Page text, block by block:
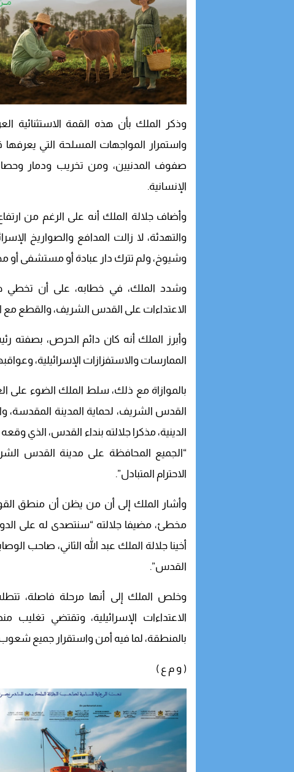
وذكر الملك بأن هذه القمة الاستثنائية
واستمرار المواجهات المسلحة التي
صفوف المدنيين، ومن تخريب ودمار
الإنسانية.
وأضاف جلالة الملك أنه على الرغم من
والتهدئة، لا زالت المدافع والصواريخ
وشيوخ، ولم تترك دار عبادة أو مستشفى أو
وشدد الملك، في خطابه، على أن تخطي
الاعتداءات على القدس الشريف، والقطع مع
وأبرز الملك أنه كان دائم الحرص، بصفته
الممارسات والاستفزازات الإسرائيلية،
بالموازاة مع ذلك، سلط الملك الضوء على
القدس الشريف، لحماية المدينة المقدسة،
الدينية، مذكرا جلالته بنداء القدس، الذي
“الجميع المحافظة على مدينة القدس
الاحترام المتبادل”.
وأشار الملك إلى أن من يظن أن منطق
مخطئ، مضيفا جلالته “سنتصدى له على
أخينا جلالة الملك عبد الله الثاني، صاحب
القدس”.
وخلص الملك إلى أنها مرحلة فاصلة،
الاعتداءات الإسرائيلية، وتقتضي
بالمنطقة، لما فيه أمن واستقرار جميع
( و م ع )